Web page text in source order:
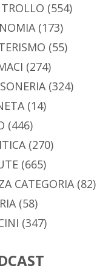
(554)
(173)
(55)
(274)
(324)
(14)
(446)
(270)
(665)
CATEGORIA(82)
(58)
(347)